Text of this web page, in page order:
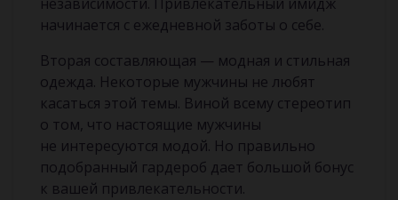
начинается с ежедневной заботы о себе.
Вторая составляющая — модная и стильная
одежда. Некоторые мужчины не любят
касаться этой темы. Виной всему стереотип
о том, что настоящие мужчины
не интересуются модой. Но правильно
подобранный гардероб дает большой бонус
к вашей привлекательности.